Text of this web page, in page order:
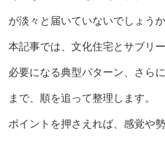
が淡々と届いていないでしょうか
本記事では、文化住宅とサブリ
必要になる典型パターン、さら
まで、順を追って整理します。
ポイントを押さえれば、感覚や